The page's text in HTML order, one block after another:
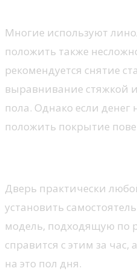
Многие используют
положить также
рекомендуется снятие
выравнивание стяжкой
пола. Однако если
положить покрытие
Дверь практически
установить
модель, подходящую по
справится с этим за
на это пол дня.